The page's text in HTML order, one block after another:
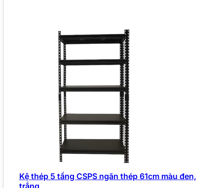
Kệ thép 5 tầng CSPS ngăn thép 61cm màu đen,